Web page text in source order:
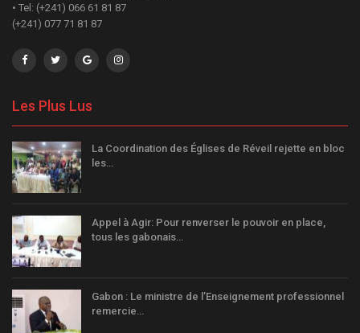
• Tel: (+241) 066 61 81 87
(+241) 077 71 81 87
Les Plus Lus
La Coordination des Églises de Réveil rejette en bloc
les…
Appel à Agir: Pour renverser le pouvoir en place,
tous les gabonais…
Gabon : Le ministre de l’Enseignement professionnel
remercie…